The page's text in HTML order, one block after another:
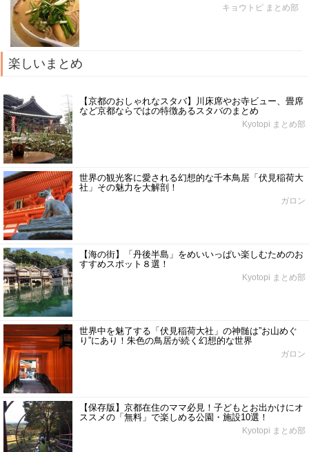
キョウトピ まとめ部
楽しいまとめ
【京都のおしゃれなスタバ】川床席やお寺ビュー、畳席
など京都ならではの特徴あるスタバのまとめ
Kyotopi まとめ部
世界の観光客に愛される幻想的な千本鳥居「伏見稲荷大
社」その魅力を大解剖！
ガロン
【海の街】「丹後半島」をめいいっぱい楽しむためのお
すすめスポット８選！
Kyotopi まとめ部
世界中を魅了する「伏見稲荷大社」の神髄は”お山めぐ
り”にあり！朱色の鳥居が続く幻想的な世界
ガロン
【保存版】京都在住のママ必見！子どもとお出かけにオ
ススメの「無料」で楽しめる公園・施設10選！
Kyotopi まとめ部